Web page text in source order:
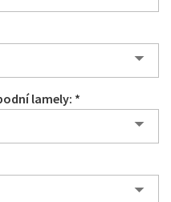
lamely: *